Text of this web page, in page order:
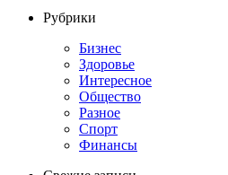
Рубрики
Бизнес
Здоровье
Интересное
Общество
Разное
Спорт
Финансы